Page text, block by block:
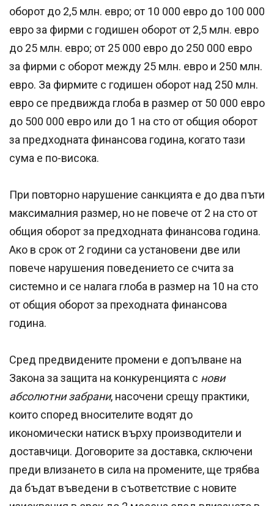
оборот до 2,5 млн. евро; от 10 000 евро до 100 000
евро за фирми с годишен оборот от 2,5 млн. евро
до 25 млн. евро; от 25 000 евро до 250 000 евро
за фирми с оборот между 25 млн. евро и 250 млн.
евро. За фирмите с годишен оборот над 250 млн.
евро се предвижда глоба в размер от 50 000 евро
до 500 000 евро или до 1 на сто от общия оборот
за предходната финансова година, когато тази
сума е по-висока.
При повторно нарушение санкцията е до два пъти
максималния размер, но не повече от 2 на сто от
общия оборот за предходната финансова година.
Ако в срок от 2 години са установени две или
повече нарушения поведението се счита за
системно и се налага глоба в размер на 10 на сто
от общия оборот за преходната финансова
година.
Сред предвидените промени е допълване на
Закона за защита на конкуренцията с нови
абсолютни забрани, насочени срещу практики,
които според вносителите водят до
икономически натиск върху производители и
доставчици. Договорите за доставка, сключени
преди влизането в сила на промените, ще трябва
да бъдат въведени в съответствие с новите